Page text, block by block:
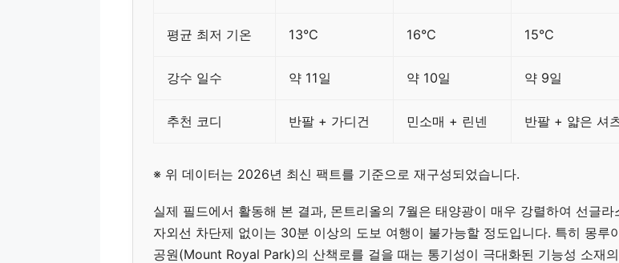
평균 최저 기온 13°C 16°C 15°C
강수 일수 약 11일 약 10일 약 9일
추천 코디 반팔 + 가디건 민소매 + 린넨 반팔 + 얇은 셔
※ 위 데이터는 2026년 최신 팩트를 기준으로 재구성되었습니다.
실제 필드에서 활동해 본 결과, 몬트리올의 7월은 태양광이 매우 강렬하여 선글라
자외선 차단제 없이는 30분 이상의 도보 여행이 불가능할 정도입니다. 특히 몽루
공원(Mount Royal Park)의 산책로를 걸을 때는 통기성이 극대화된 기능성 소재